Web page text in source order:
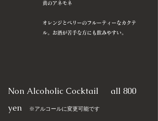
黄のアネモネ
オレンジとベリーのフルーティーなカクテ
ル。お酒が苦手な方にも飲みやすい。
Non Alcoholic Cocktail all 800
yen
※アルコールに変更可能です